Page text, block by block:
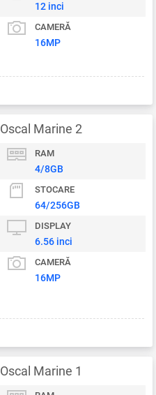
12 inci
CAMERĂ
16MP
Oscal Marine 2
RAM
4/8GB
STOCARE
64/256GB
DISPLAY
6.56 inci
CAMERĂ
16MP
Oscal Marine 1